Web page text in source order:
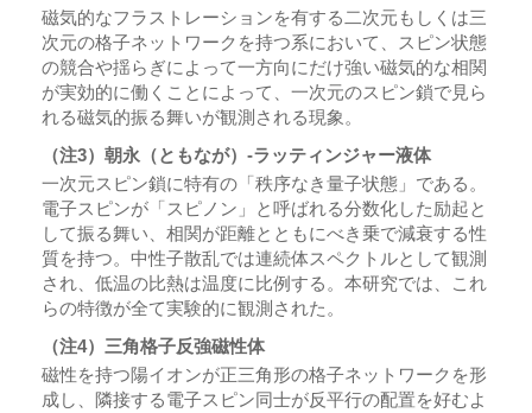
磁気的なフラストレーションを有する二次元もしくは三
次元の格子ネットワークを持つ系において、スピン状態
の競合や揺らぎによって一方向にだけ強い磁気的な相関
が実効的に働くことによって、一次元のスピン鎖で見ら
れる磁気的振る舞いが観測される現象。
（注3）朝永（ともなが）-ラッティンジャー液体
一次元スピン鎖に特有の「秩序なき量子状態」である。
電子スピンが「スピノン」と呼ばれる分数化した励起と
して振る舞い、相関が距離とともにべき乗で減衰する性
質を持つ。中性子散乱では連続体スペクトルとして観測
され、低温の比熱は温度に比例する。本研究では、これ
らの特徴が全て実験的に観測された。
（注4）三角格子反強磁性体
磁性を持つ陽イオンが正三角形の格子ネットワークを形
成し、隣接する電子スピン同士が反平行の配置を好むよ